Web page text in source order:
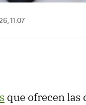
11:07
que ofrecen las